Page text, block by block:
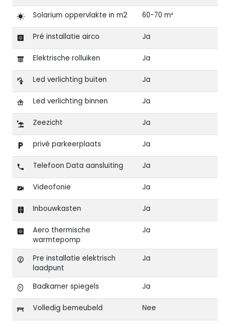
Solarium oppervlakte in m2 60-70 m²
Pré installatie airco Ja
Elektrische rolluiken Ja
Led verlichting buiten Ja
Led verlichting binnen Ja
Zeezicht Ja
privé parkeerplaats Ja
Telefoon Data aansluiting Ja
Videofonie Ja
Inbouwkasten Ja
Aero thermische
warmtepomp
Ja
Pre installatie elektrisch
laadpunt
Ja
Badkamer spiegels Ja
Volledig bemeubeld Nee